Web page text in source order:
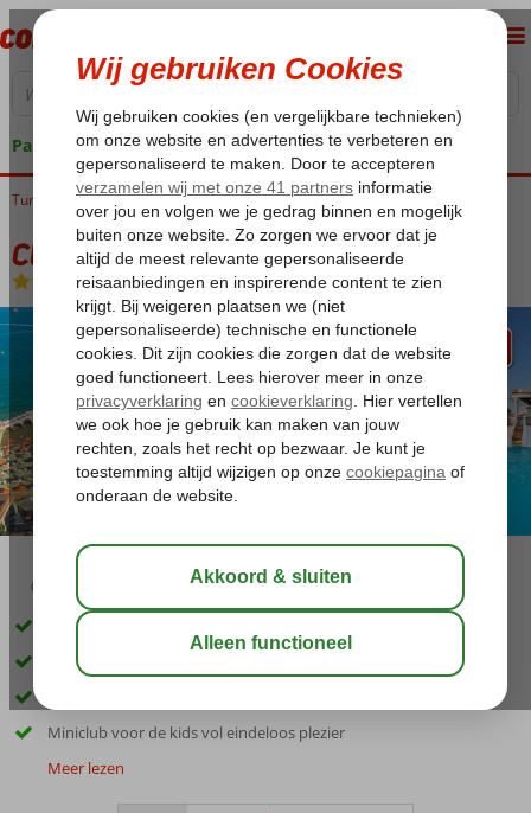
Pakketgarantie
Home
Turkije Turkse Riviera Antalya Lara Club Hotel Sera
Club Hotel Sera
Ultra All Inclusive-Hotel
03:45 aug 33°C
Elegant hotel met Ottomaans interieur en privé zandstrand
Ultiem relaxen in de uitgebreide spa
Miniclub voor de kids vol eindeloos plezier
Meer lezen